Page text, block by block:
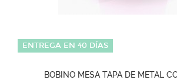
ENTREGA EN 40 DÍAS
BOBINO MESA TAPA DE METAL